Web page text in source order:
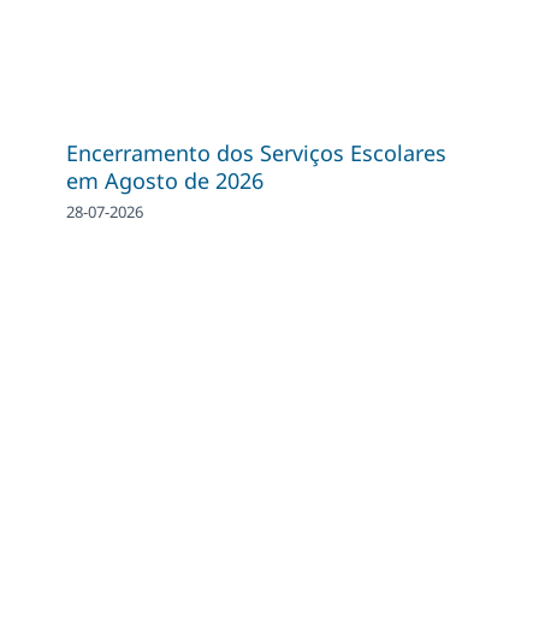
Encerramento dos Serviços Escolares
em Agosto de 2026
28-07-2026